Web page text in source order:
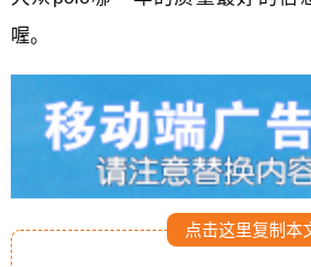
喔。
点击这里复制本